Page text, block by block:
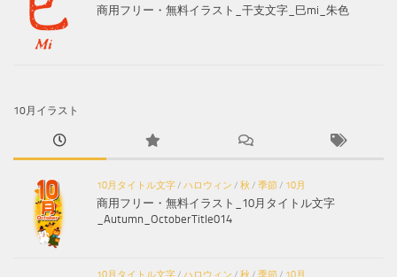
商用フリー・無料イラスト_干支文字_巳mi_朱色
10月イラスト
10月タイトル文字/ ハロウィン / 秋 / 季節/ 10月
商用フリー・無料イラスト_10月タイトル文字
_Autumn_OctoberTitle014